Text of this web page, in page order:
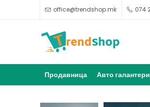
office@trendshop.mk 074
Продавница Авто